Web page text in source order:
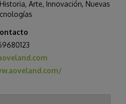
Historia, Arte, Innovación, Nuevas